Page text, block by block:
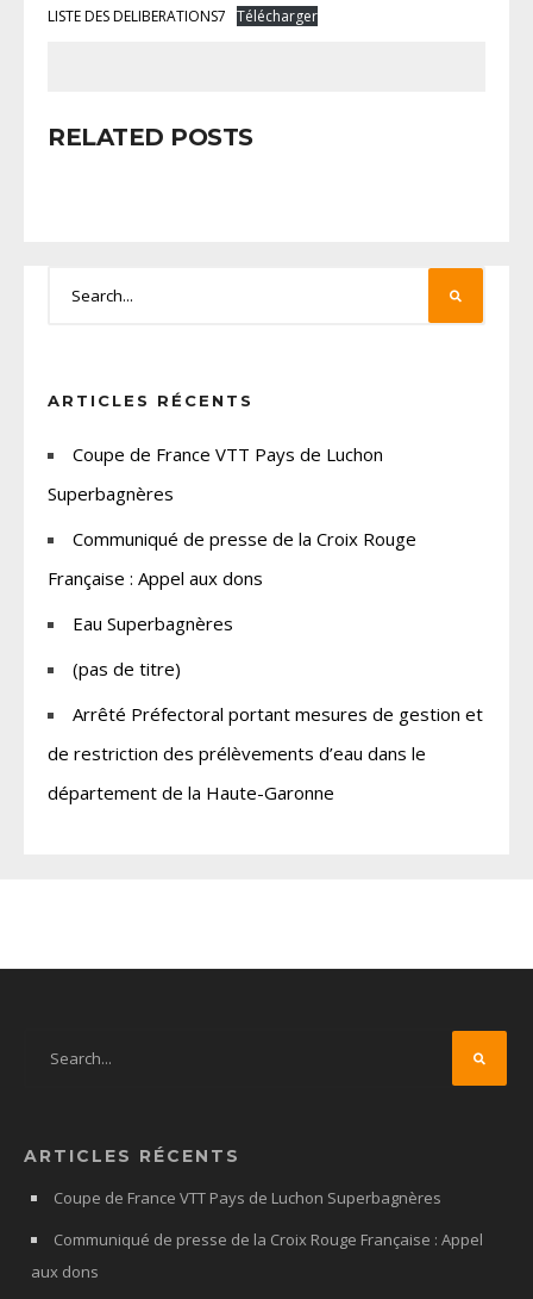
LISTE DES DELIBERATIONS7 Télécharger
RELATED POSTS
ARTICLES RÉCENTS
Coupe de France VTT Pays de Luchon
Superbagnères
Communiqué de presse de la Croix Rouge
Française : Appel aux dons
Eau Superbagnères
(pas de titre)
Arrêté Préfectoral portant mesures de gestion et
de restriction des prélèvements d’eau dans le
département de la Haute-Garonne
ARTICLES RÉCENTS
Coupe de France VTT Pays de Luchon Superbagnères
Communiqué de presse de la Croix Rouge Française : Appel
aux dons